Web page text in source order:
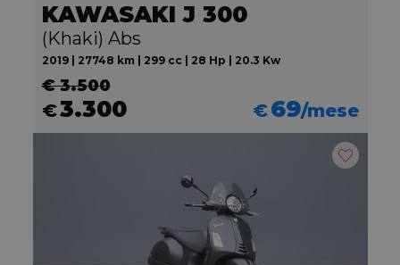
KAWASAKI J 300
(Khaki) Abs
2019 | 27748 km | 299 cc | 28 Hp | 20.3 Kw
€ 3.500
€3.300 €69/mese